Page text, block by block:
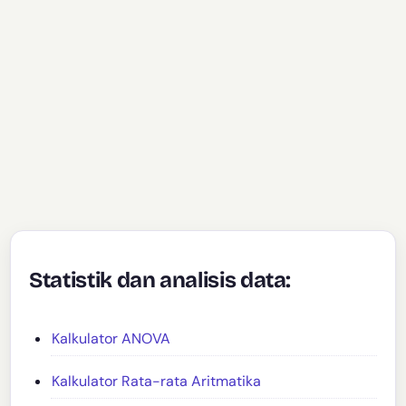
Statistik dan analisis data:
Kalkulator ANOVA
Kalkulator Rata-rata Aritmatika